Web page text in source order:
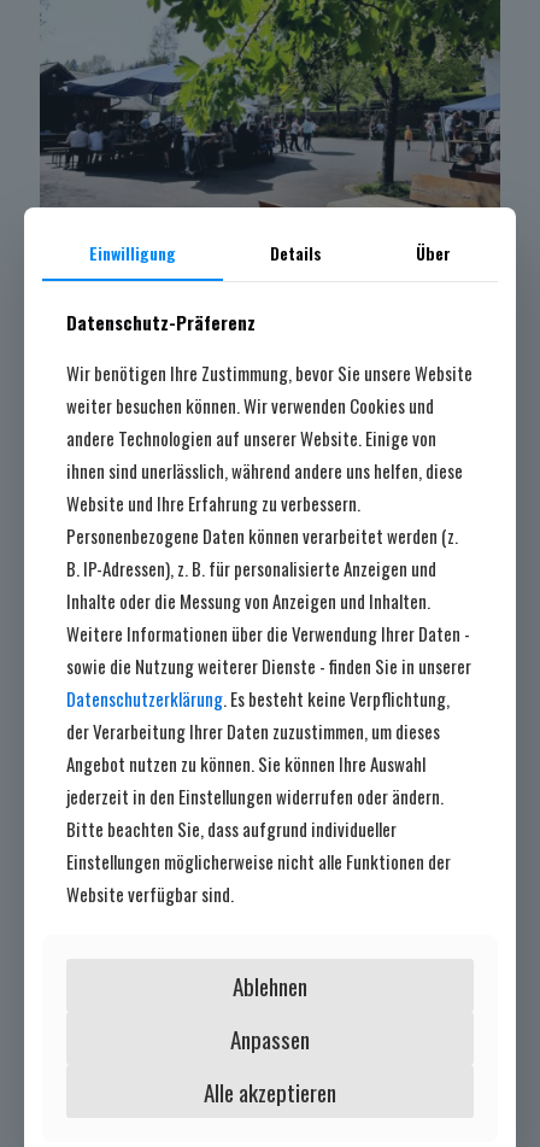
Letzte Beiträge
Helferinnen und Helfer für Duffelsabend gesucht!
Einwilligung Details Über
Datenschutz-Präferenz
Wir benötigen Ihre Zustimmung, bevor Sie unsere Website
weiter besuchen können. Wir verwenden Cookies und
andere Technologien auf unserer Website. Einige von
ihnen sind unerlässlich, während andere uns helfen, diese
Website und Ihre Erfahrung zu verbessern.
Personenbezogene Daten können verarbeitet werden (z.
B. IP-Adressen), z. B. für personalisierte Anzeigen und
Inhalte oder die Messung von Anzeigen und Inhalten.
Weitere Informationen über die Verwendung Ihrer Daten -
sowie die Nutzung weiterer Dienste - finden Sie in unserer
Datenschutzerklärung. Es besteht keine Verpflichtung,
der Verarbeitung Ihrer Daten zuzustimmen, um dieses
Angebot nutzen zu können. Sie können Ihre Auswahl
jederzeit in den Einstellungen widerrufen oder ändern.
Bitte beachten Sie, dass aufgrund individueller
Einstellungen möglicherweise nicht alle Funktionen der
Website verfügbar sind.
Ablehnen
Anpassen
Alle akzeptieren